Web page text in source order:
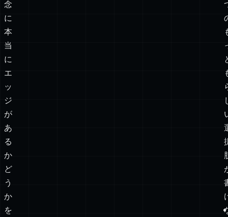
っ
た。
肢
は、
そ
の
概
念
に
本
当
に
エ
ッ
ジ
が
あ
る
4